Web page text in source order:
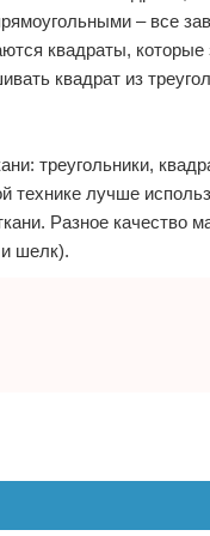
– все
квадраты, которые
квадрат из
треугольники,
технике лучше
Разное качество
и шелк).